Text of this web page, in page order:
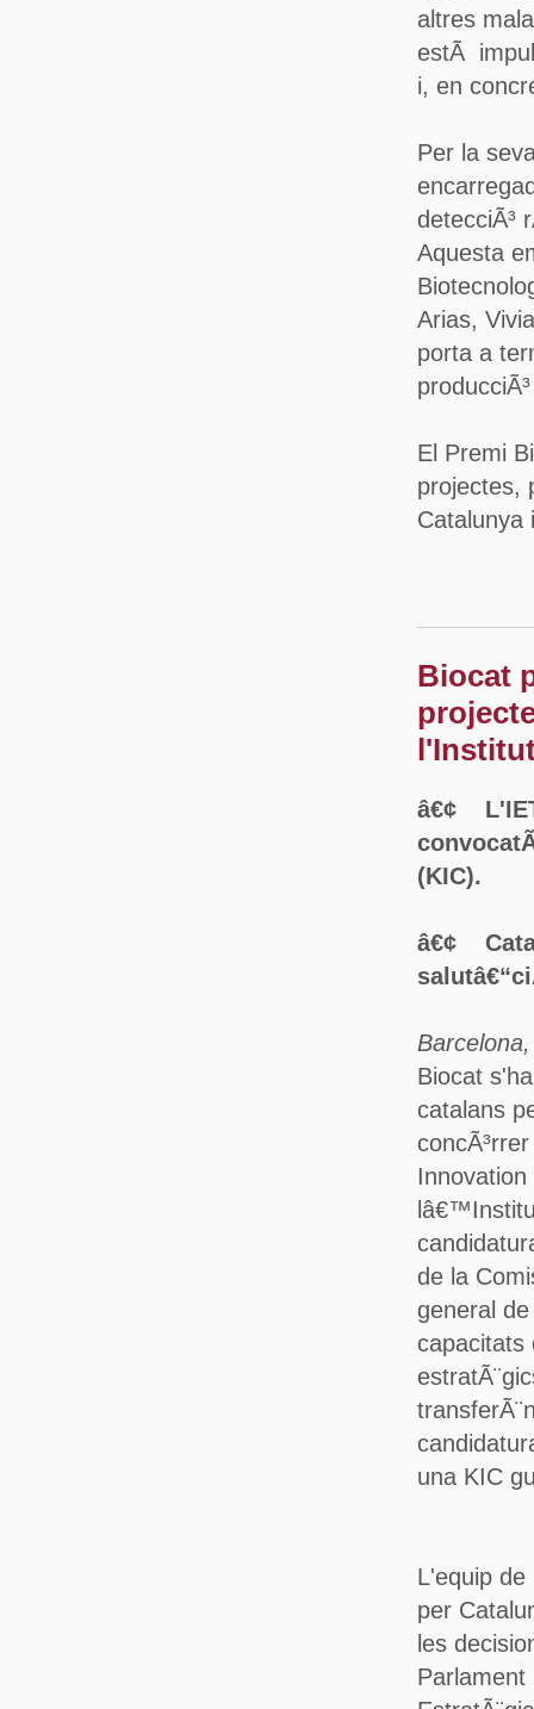
altres
estÃ
i, en
Per la
detecciÃ³
Aquesta
Arias,
porta a
El Premi
projectes,
Catalunya
Biocat
â€¢
(KIC).
â€¢
Biocat
catalans
de la
general
capacitats
una KIC
L'equip
per
les